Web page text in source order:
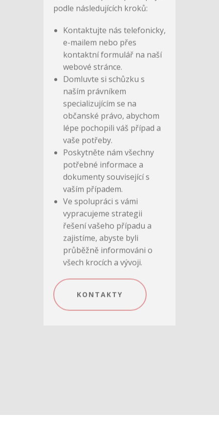
Zahájit spolupráci s naší
brněnskou advokátní
kanceláří na vašem případu z
občanského práva postupujte
podle následujících kroků:
Kontaktujte nás telefonicky,
e-mailem nebo přes
kontaktní formulář na naší
webové stránce.
Domluvte si schůzku s
naším právníkem
specializujícím se na
občanské právo, abychom
lépe pochopili váš případ a
vaše potřeby.
Poskytněte nám všechny
potřebné informace a
dokumenty související s
vaším případem.
Ve spolupráci s vámi
vypracujeme strategii
řešení vašeho případu a